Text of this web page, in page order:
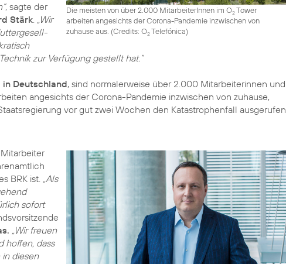
Die meisten von über 2.000 MitarbeiterInnen im O2Tower
arbeiten angesichts der Corona-Pandemie inzwischen von
zuhause aus. (Credits: O2Telefónica)
, sagte der
Stärk. „Wir
zur Verfügung gestellt hat.“
in Deutschland, sind normalerweise über 2.000 Mitarbeiterinnen und
angesichts der Corona-Pandemie inzwischen von zuhause,
vor gut zwei Wochen den Katastrophenfall ausgerufen
BRK ist. „Als
sofort
„Wir freuen
hoffen, dass
diesen